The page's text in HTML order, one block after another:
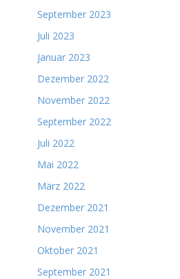
September 2023
Juli 2023
Januar 2023
Dezember 2022
November 2022
September 2022
Juli 2022
Mai 2022
März 2022
Dezember 2021
November 2021
Oktober 2021
September 2021